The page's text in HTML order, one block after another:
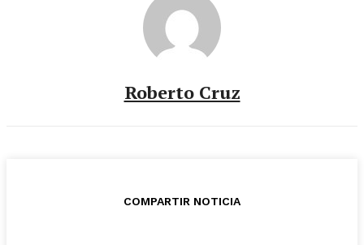
Roberto Cruz
COMPARTIR NOTICIA